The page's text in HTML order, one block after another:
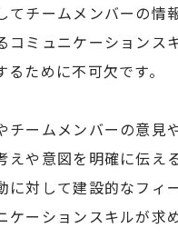
てチームメンバーの情
コミュニケーションス
ために不可欠です。
チームメンバーの意見
えや意図を明確に伝え
に対して建設的なフィ
ケーションスキルが求